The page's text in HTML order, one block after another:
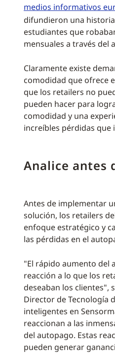
medios informativos
difundieron una historia
estudiantes que
mensuales a través del
Claramente existe
comodidad que ofrece
que los retailers no
pueden hacer para
comodidad y una
increíbles pérdidas que
Analice antes
Antes de implementar
solución, los retailers
enfoque estratégico y
las pérdidas en el
"El rápido aumento del
reacción a lo que los
deseaban los clientes",
Director de Tecnología
inteligentes en
reaccionan a las
del autopago. Estas
pueden generar